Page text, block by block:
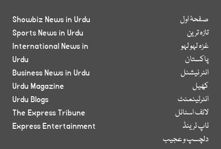
صفحۂ اول
تازہ ترین
غزہ لہو لہو
پاکستان
انٹر نیشنل
کھیل
انٹرٹینمنٹ
لائف اسٹائل
ٹاپ ٹرینڈ
دلچسپ و عجیب
Showbiz News in Urdu
Sports News in Urdu
International News in
Urdu
Business News in Urdu
Urdu Magazine
Urdu Blogs
The Express Tribune
Express Entertainment